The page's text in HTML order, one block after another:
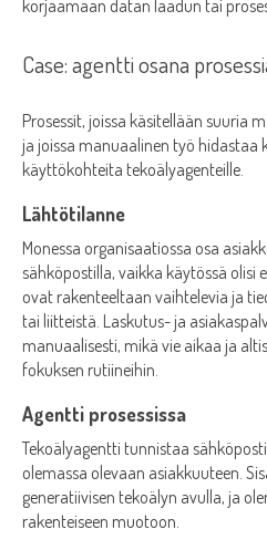
korjaamaan datan laadun tai
Case: agentti osana
Prosessit, joissa käsitellään suuria
ja joissa manuaalinen työ
käyttökohteita tekoälyagenteille.
Lähtötilanne
Monessa organisaatiossa osa
sähköpostilla, vaikka käytössä olisi
ovat rakenteeltaan vaihtelevia ja
tai liitteistä. Laskutus- ja
manuaalisesti, mikä vie aikaa ja
fokuksen rutiineihin.
Agentti prosessissa
Tekoälyagentti tunnistaa
olemassa olevaan asiakkuuteen.
generatiivisen tekoälyn avulla, ja
rakenteiseen muotoon.